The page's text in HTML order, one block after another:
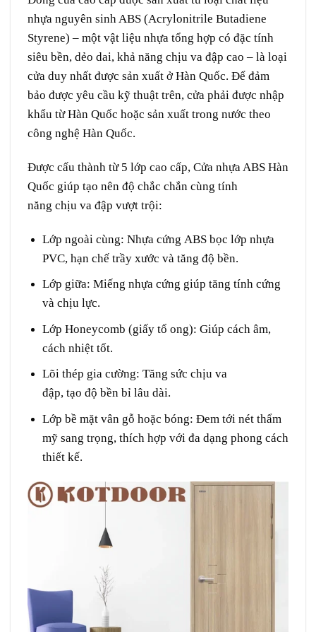
nhựa nguyên sinh ABS (Acrylonitrile Butadiene
Styrene) – một vật liệu nhựa tổng hợp có đặc tính
siêu bền, dẻo dai, khả năng chịu va đập cao – là loại
cửa duy nhất được sản xuất ở Hàn Quốc. Để đảm
bảo được yêu cầu kỹ thuật trên, cửa phải được nhập
khẩu từ Hàn Quốc hoặc sản xuất trong nước theo
công nghệ Hàn Quốc.
Được cấu thành từ 5 lớp cao cấp, Cửa nhựa ABS Hàn
Quốc giúp tạo nên độ chắc chắn cùng tính
năng chịu va đập vượt trội:
Lớp ngoài cùng: Nhựa cứng ABS bọc lớp nhựa
PVC, hạn chế trầy xước và tăng độ bền.
Lớp giữa: Miếng nhựa cứng giúp tăng tính cứng
và chịu lực.
Lớp Honeycomb (giấy tổ ong): Giúp cách âm,
cách nhiệt tốt.
Lõi thép gia cường: Tăng sức chịu va
đập, tạo độ bền bỉ lâu dài.
Lớp bề mặt vân gỗ hoặc bóng: Đem tới nét thẩm
mỹ sang trọng, thích hợp với đa dạng phong cách
thiết kế.